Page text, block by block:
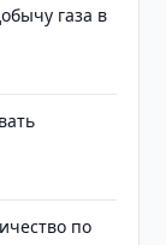
газа в
по